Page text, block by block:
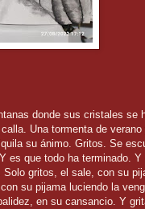
donde sus cristales se
Una tormenta de verano
su ánimo. Gritos. Se
es que todo ha terminado. Y
gritos, el sale, con su
su pijama luciendo la
en su cansancio. Y